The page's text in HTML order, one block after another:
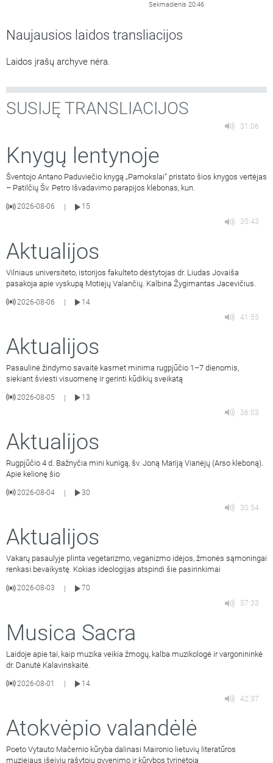
Sekmadienis 20:46
Naujausios laidos transliacijos
Laidos įrašų archyve nėra.
SUSIJĘ TRANSLIACIJOS
31:06
Knygų lentynoje
Šventojo Antano Paduviečio knygą „Pamokslai“ pristato šios knygos vertėjas
– Patilčių Šv. Petro Išvadavimo parapijos klebonas, kun.
2026-08-06
15
35:43
Aktualijos
Vilniaus universiteto, istorijos fakulteto dėstytojas dr. Liudas Jovaiša
pasakoja apie vyskupą Motiejų Valančių. Kalbina Žygimantas Jacevičius.
2026-08-06
14
41:55
Aktualijos
Pasaulinė žindymo savaitė kasmet minima rugpjūčio 1–7 dienomis,
siekiant šviesti visuomenę ir gerinti kūdikių sveikatą
2026-08-05 |
13
36:03
Aktualijos
Rugpjūčio 4 d. Bažnyčia mini kunigą, šv. Joną Mariją Vianėjų (Arso kleboną).
Apie kelionę šio
2026-08-04 |
30
30:54
Aktualijos
Vakarų pasaulyje plinta vegetarizmo, veganizmo idėjos, žmonės sąmoningai
renkasi bevaikystę. Kokias ideologijas atspindi šie pasirinkimai
2026-08-03
70
37:33
Musica Sacra
Laidoje apie tai, kaip muzika veikia žmogų, kalba muzikologė ir vargonininkė
dr. Danutė Kalavinskaitė.
2026-08-01
14
42:37
Atokvėpio valandėlė
Poeto Vytauto Mačernio kūryba dalinasi Maironio lietuvių literatūros
muziejaus išeivių rašytojų gyvenimo ir kūrybos tyrinėtoja